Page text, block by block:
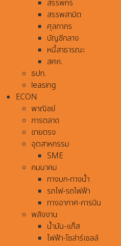
สรรพกร
สรรพสามิต
ศุลกากร
บัญชีกลาง
หนี้สาธารณะ
สศค.
ธปท.
leasing
ECON
พาณิชย์
การตลาด
ขายตรง
อุตสาหกรรม
SME
คมนาคม
ทางบก-ทางน้ำ
รถไฟ-รถไฟฟ้า
ทางอากาศ-การบิน
พลังงาน
น้ำมัน-แก๊ส
ไฟฟ้า-โซล่าร์เซลล์